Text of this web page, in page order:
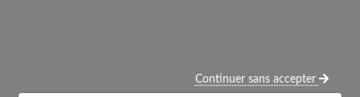
Continuer sans accepter